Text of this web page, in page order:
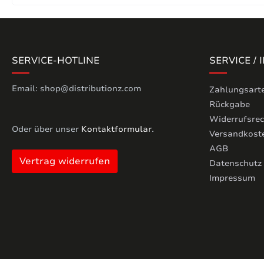
SERVICE-HOTLINE
Email: shop@distributionz.com
Oder über unser Kontaktformular.
Vertrag widerrufen
SERVICE /
Rückgabe
AGB
Datenschutz
Impressum